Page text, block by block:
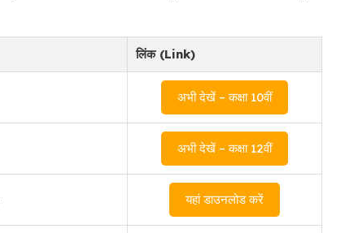
लिंक (Link)
अभी देखें – कक्षा 10वीं
अभी देखें – कक्षा 12वीं
यहां डाउनलोड करें